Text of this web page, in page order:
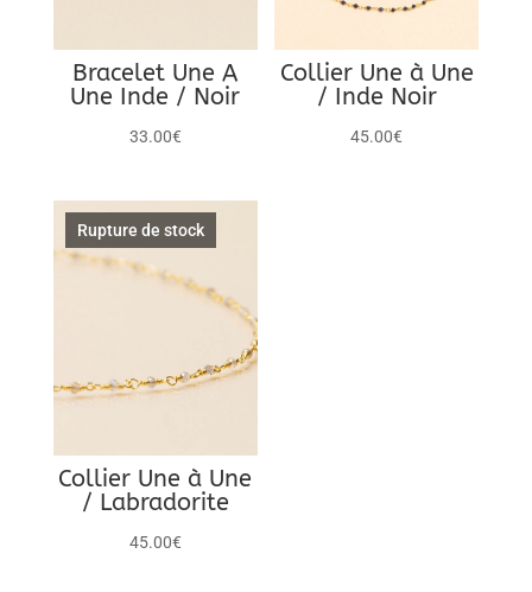
Bracelet Une A
Une Inde / Noir
33.00€
Collier Une à Une
/ Inde Noir
45.00€
Rupture de stock
Collier Une à Une
/ Labradorite
45.00€